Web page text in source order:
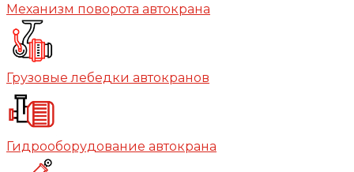
Механизм поворота автокрана
Грузовые лебедки автокранов
Гидрооборудование автокрана